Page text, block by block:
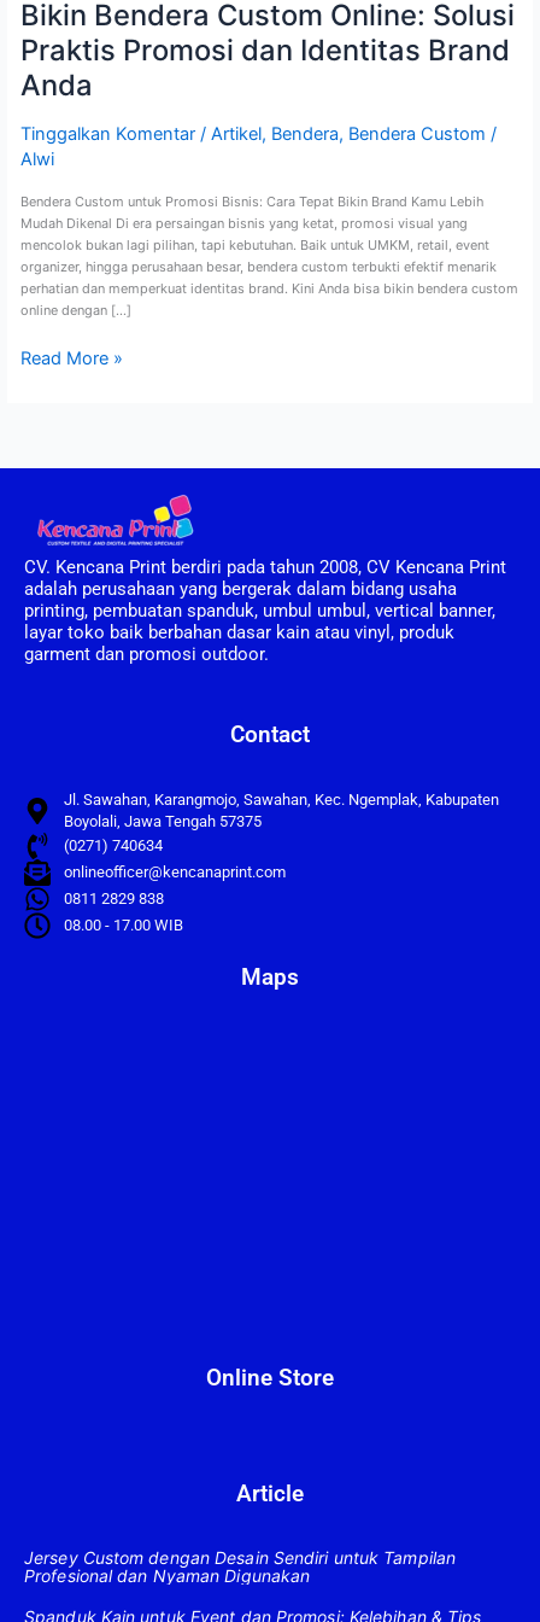
Bikin Bendera Custom Online: Solusi
Praktis Promosi dan Identitas Brand
Anda
Tinggalkan Komentar / Artikel, Bendera, Bendera Custom /
Alwi
Bendera Custom untuk Promosi Bisnis: Cara Tepat Bikin Brand Kamu Lebih
Mudah Dikenal Di era persaingan bisnis yang ketat, promosi visual yang
mencolok bukan lagi pilihan, tapi kebutuhan. Baik untuk UMKM, retail, event
organizer, hingga perusahaan besar, bendera custom terbukti efektif menarik
perhatian dan memperkuat identitas brand. Kini Anda bisa bikin bendera custom
online dengan […]
Read More »
CV. Kencana Print berdiri pada tahun 2008, CV Kencana Print
adalah perusahaan yang bergerak dalam bidang usaha
printing, pembuatan spanduk, umbul umbul, vertical banner,
layar toko baik berbahan dasar kain atau vinyl, produk
garment dan promosi outdoor.
Contact
Jl. Sawahan, Karangmojo, Sawahan, Kec. Ngemplak, Kabupaten
Boyolali, Jawa Tengah 57375
(0271) 740634
onlineofficer@kencanaprint.com
0811 2829 838
08.00 - 17.00 WIB
Maps
Online Store
Article
Jersey Custom dengan Desain Sendiri untuk Tampilan
Profesional dan Nyaman Digunakan
Spanduk Kain untuk Event dan Promosi: Kelebihan & Tips